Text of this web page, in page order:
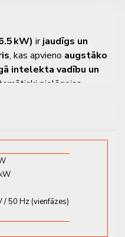
kW) irjaudīgs un
, kas apvieno augstāko
intelekta vadību un
pielāgojas
un
algoritms, kas
10 % enerģijas
/ 50 Hz (vienfāzes)